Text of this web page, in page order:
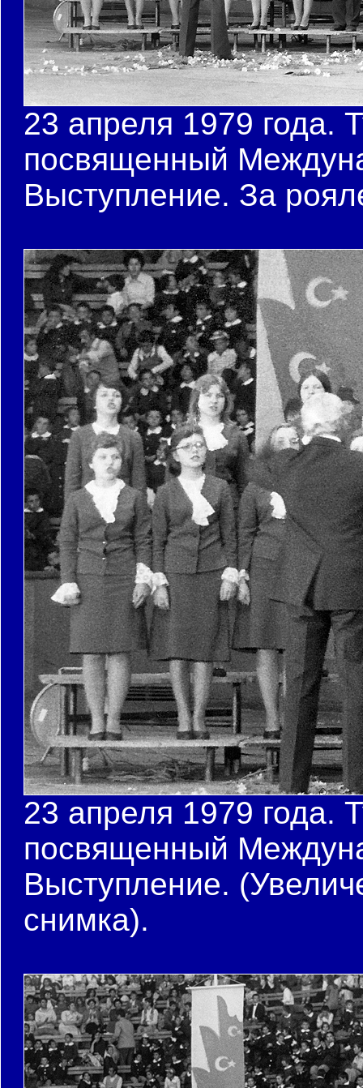
23 апреля 1979 года.
посвященный
Выступление. За
23 апреля 1979 года.
посвященный
Выступление.
снимка).